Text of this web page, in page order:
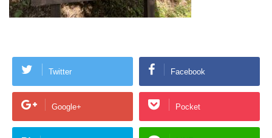
Twitter Facebook
Google+ Pocket